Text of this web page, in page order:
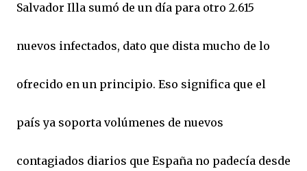
Salvador Illa sumó de un día para otro 2.615
nuevos infectados, dato que dista mucho de lo
ofrecido en un principio. Eso significa que el
país ya soporta volúmenes de nuevos
contagiados diarios que España no padecía desde